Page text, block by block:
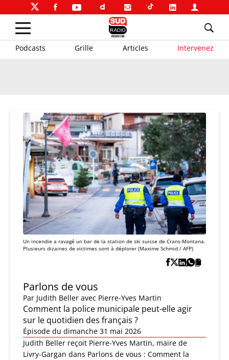
Podcasts Grille Articles Intervenez
Un incendie a ravagé un bar de la station de ski suisse de Crans-Montana.
Plusieurs dizaines de victimes sont à déplorer (Maxime Schmid / AFP)
Parlons de vous
Par Judith Beller avec Pierre-Yves Martin
Comment la police municipale peut-elle agir
sur le quotidien des français ?
Épisode du dimanche 31 mai 2026
Judith Beller reçoit Pierre-Yves Martin, maire de
Livry-Gargan dans Parlons de vous : Comment la